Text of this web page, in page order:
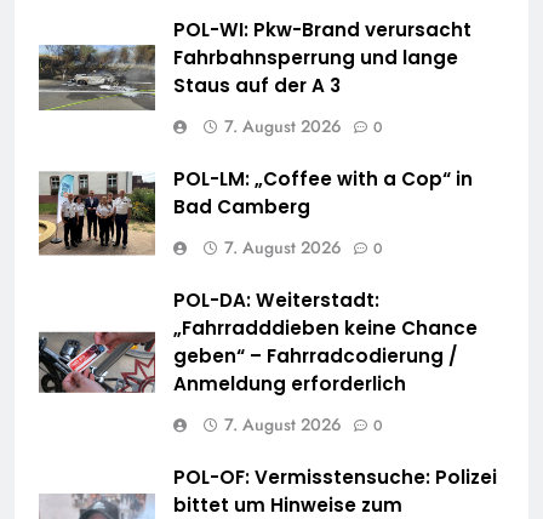
POL-WI: Pkw-Brand verursacht
Fahrbahnsperrung und lange
Staus auf der A 3
7. August 2026 0
POL-LM: „Coffee with a Cop“ in
Bad Camberg
7. August 2026 0
POL-DA: Weiterstadt:
„Fahrradddieben keine Chance
geben“ – Fahrradcodierung /
Anmeldung erforderlich
7. August 2026 0
POL-OF: Vermisstensuche: Polizei
bittet um Hinweise zum